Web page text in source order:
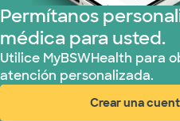
Permítanos
médica para usted.
Utilice MyBSWHealth para
atención personalizada.
Crear una